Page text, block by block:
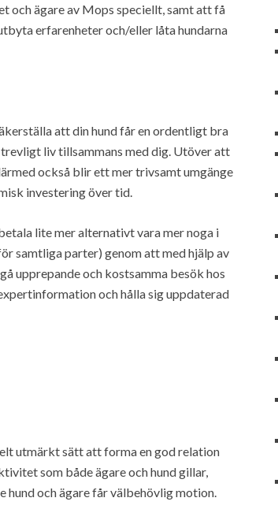
och ägare av Mops speciellt, samt att få
erfarenheter och/eller låta hundarna
att din hund får en ordentligt bra
liv tillsammans med dig. Utöver att
också blir ett mer trivsamt umgänge
investering över tid.
lite mer alternativt vara mer noga i
samtliga parter) genom att med hjälp av
upprepande och kostsamma besök hos
och hålla sig uppdaterad
utmärkt sätt att forma en god relation
som både ägare och hund gillar,
och ägare får välbehövlig motion.